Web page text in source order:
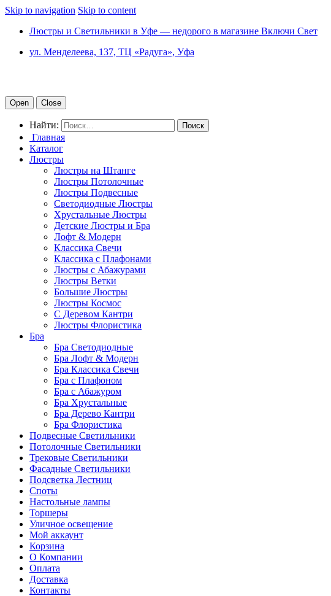
Skip to navigation Skip to content
Люстры и Светильники в Уфе — недорого в магазине Включи Свет
ул. Менделеева, 137, ТЦ «Радуга», Уфа
Open Close
Найти:
Главная
Каталог
Люстры
Люстры на Штанге
Люстры Потолочные
Люстры Подвесные
Светодиодные Люстры
Хрустальные Люстры
Детские Люстры и Бра
Лофт & Модерн
Классика Свечи
Классика с Плафонами
Люстры с Абажурами
Люстры Ветки
Большие Люстры
Люстры Космос
С Деревом Кантри
Люстры Флористика
Бра
Бра Светодиодные
Бра Лофт & Модерн
Бра Классика Свечи
Бра с Плафоном
Бра с Абажуром
Бра Хрустальные
Бра Дерево Кантри
Бра Флористика
Подвесные Светильники
Потолочные Светильники
Трековые Светильники
Фасадные Светильники
Подсветка Лестниц
Споты
Настольные лампы
Торшеры
Уличное освещение
Мой аккаунт
Корзина
О Компании
Оплата
Доставка
Контакты